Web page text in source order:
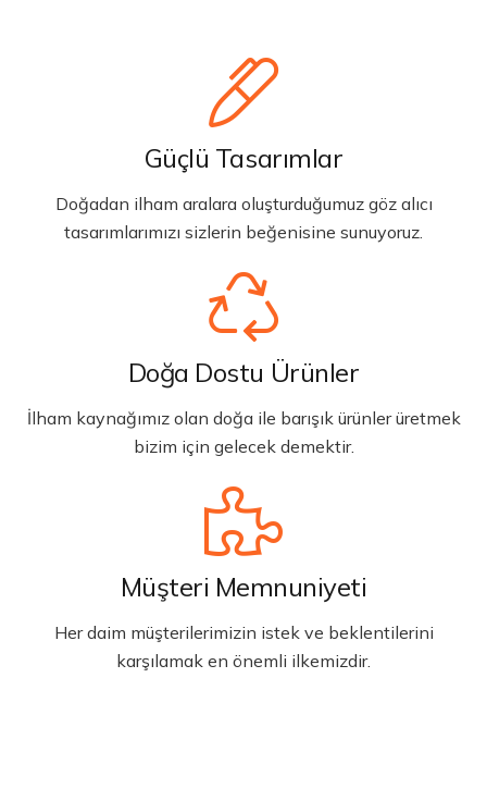
Güçlü Tasarımlar
Doğadan ilham aralara oluşturduğumuz göz alıcı
tasarımlarımızı sizlerin beğenisine sunuyoruz.
Doğa Dostu Ürünler
İlham kaynağımız olan doğa ile barışık ürünler üretmek
bizim için gelecek demektir.
Müşteri Memnuniyeti
Her daim müşterilerimizin istek ve beklentilerini
karşılamak en önemli ilkemizdir.